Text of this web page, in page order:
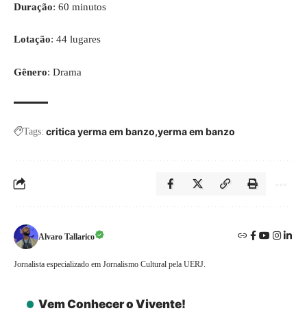
Duração: 60 minutos
Lotação: 44 lugares
Gênero: Drama
Tags: critica yerma em banzo yerma em banzo
Alvaro Tallarico
Jornalista especializado em Jornalismo Cultural pela UERJ.
Vem Conhecer o Vivente!